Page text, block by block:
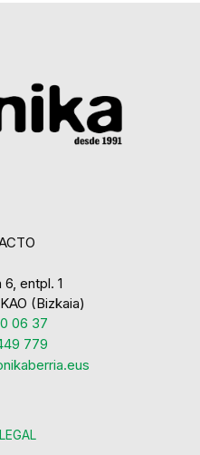
entpl. 1
(Bizkaia)
06 37
779